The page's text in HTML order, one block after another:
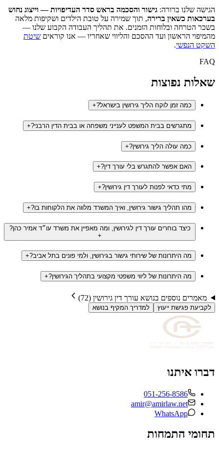
הגישה שלנו ברורה: גישור והסכמה בראש סדר העדיפויות — וייצוג נחוש
בערכאות כשאין ברירה, תוך שמירה על טובת הילדים ושקיפות מלאה
בשכר הטרחה ובלוחות הזמנים. את תהליך העבודה הקבוע שלנו —
מהמיפוי הראשון ועד ההסכם והליווי שאחריו — אנו קוראים שיטת
השקט הנפשי.
FAQ
שאלות נפוצות
כמה זמן לוקח הליך גירושין בישראל?+
מתגרשים בבית המשפט לענייני משפחה או בבית הדין הרבני?+
כמה עולה הליך גירושין?+
האם אפשר להתגרש בלי עורך דין?+
מתי כדאי לפנות לעורך דין גירושין?+
מהו תהליך גישור גירושין, ואיך המשרד מלווה את הלקוחות בו?+
כיצד בוחרים עורך דין לגירושין, ומה מאפיין את משרד עו״ד אמיר כהן?
+
מה היתרונות של שירותי גישור בגירושין, ולמי פונים בתל אביב?+
מה היתרונות של ליווי משפטי מקצועי בתהליך הגירושין?+
מאמרים נוספים בנושא עורך דין גירושין(
72
)
לקביעת פגישת ייעוץ למדריך המקיף בנושא
דברו איתנו
051-256-8586
amir@amirlaw.net
WhatsApp
תחומי התמחות